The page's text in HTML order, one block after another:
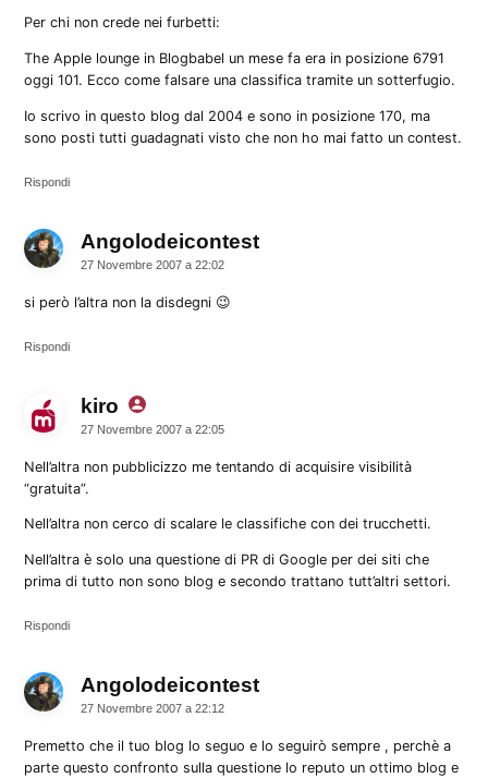
Per chi non crede nei furbetti:
The Apple lounge in Blogbabel un mese fa era in posizione 6791
oggi 101. Ecco come falsare una classifica tramite un sotterfugio.
Io scrivo in questo blog dal 2004 e sono in posizione 170, ma
sono posti tutti guadagnati visto che non ho mai fatto un contest.
Rispondi
Angolodeicontestdice:
27 Novembre 2007 a 22:02
si però l’altra non la disdegni 😉
Rispondi
kiro dice:
27 Novembre 2007 a 22:05
Nell’altra non pubblicizzo me tentando di acquisire visibilità
“gratuita”.
Nell’altra non cerco di scalare le classifiche con dei trucchetti.
Nell’altra è solo una questione di PR di Google per dei siti che
prima di tutto non sono blog e secondo trattano tutt’altri settori.
Rispondi
Angolodeicontestdice:
27 Novembre 2007 a 22:12
Premetto che il tuo blog lo seguo e lo seguirò sempre , perchè a
parte questo confronto sulla questione lo reputo un ottimo blog e